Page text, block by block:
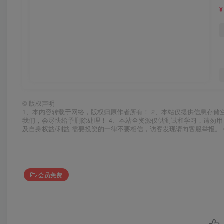
¥
© 版权声明
1、本内容转载于网络，版权归原作者所有！ 2、本站仅提供信息存
我们，会尽快给予删除处理！ 4、本站全资源仅供测试和学习，请勿
及自身权益/利益 需要投资的一律不要相信，访客发现请向客服举报
会员免费